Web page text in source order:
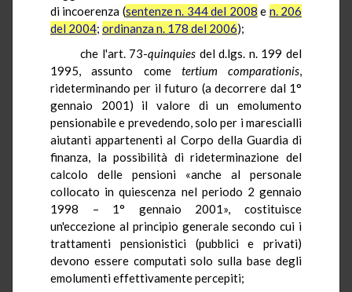
di incoerenza (sentenze n. 344 del 2008 e n. 206
del 2004; ordinanza n. 178 del 2006);
che l'art. 73-quinquies del d.lgs. n. 199 del
1995, assunto come tertium comparationis,
rideterminando per il futuro (a decorrere dal 1°
gennaio 2001) il valore di un emolumento
pensionabile e prevedendo, solo per i marescialli
aiutanti appartenenti al Corpo della Guardia di
finanza, la possibilità di rideterminazione del
calcolo delle pensioni «anche al personale
collocato in quiescenza nel periodo 2 gennaio
1998 – 1° gennaio 2001», costituisce
un'eccezione al principio generale secondo cui i
trattamenti pensionistici (pubblici e privati)
devono essere computati solo sulla base degli
emolumenti effettivamente percepiti;